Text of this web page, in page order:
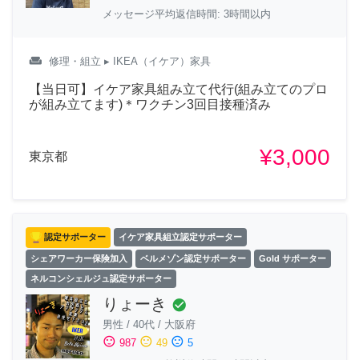
メッセージ平均返信時間: 3時間以内
weekend 修理・組立 ▸ IKEA（イケア）家具
【当日可】イケア家具組み立て代行(組み立てのプロ
が組み立てます)＊ワクチン3回目接種済み
東京都 ¥3,000
認定サポーター イケア家具組立認定サポーター
シェアワーカー保険加入 ベルメゾン認定サポーター Gold サポーター
ネルコンシェルジュ認定サポーター
りょーき check_circle
男性 / 40代 / 大阪府
sentiment_satisfied 987 sentiment_neutral 49 sentiment_dissatisfied 5